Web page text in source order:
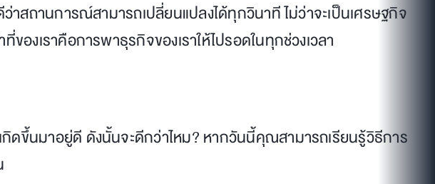
าสถานการณ์สามารถเปลี่ยนแปลงได้ทุกวินาที ไม่ว่าจะเป็นเศรษฐกิจ
องเราคือการพาธุรกิจของเราให้ไปรอดในทุกช่วงเวลา
ดขึ้นมาอยู่ดี ดังนั้นจะดีกว่าไหม? หากวันนี้คุณสามารถเรียนรู้วิธีการ